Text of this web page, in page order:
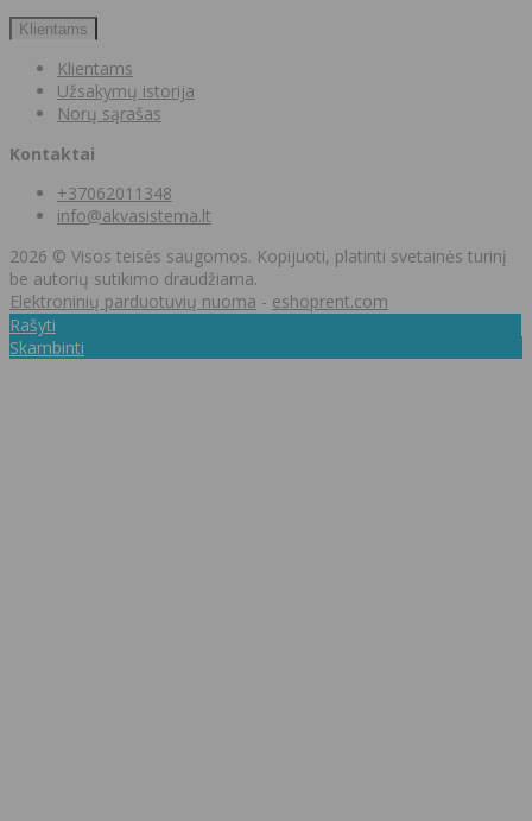
Klientams
Klientams
Užsakymų istorija
Norų sąrašas
Kontaktai
+37062011348
info@akvasistema.lt
2026 © Visos teisės saugomos. Kopijuoti, platinti svetainės turinį
be autorių sutikimo draudžiama.
Elektroninių parduotuvių nuoma - eshoprent.com
Rašyti
Skambinti